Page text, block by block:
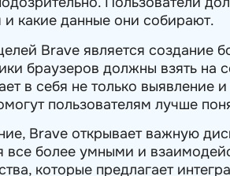
и какие данные они собирают.
Brave является создание
браузеров должны взять на
в себя не только выявление
пользователям лучше
Brave открывает важную
все более умными и
которые предлагает